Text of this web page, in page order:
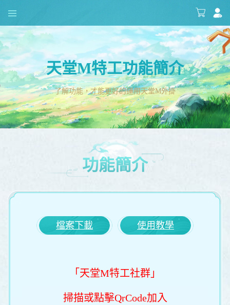
天堂M特工功能簡介
了解功能，才能更好的運用天堂M外掛
功能簡介
檔案下載 使用教學
「天堂M特工社群」
掃描或點擊QrCode加入